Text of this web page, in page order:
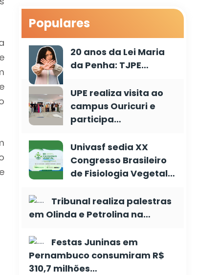
Populares
20 anos da Lei Maria
da Penha: TJPE…
UPE realiza visita ao
campus Ouricuri e
participa…
Univasf sedia XX
Congresso Brasileiro
de Fisiologia Vegetal…
Tribunal realiza palestras
em Olinda e Petrolina na…
Festas Juninas em
Pernambuco consumiram R$
310,7 milhões…